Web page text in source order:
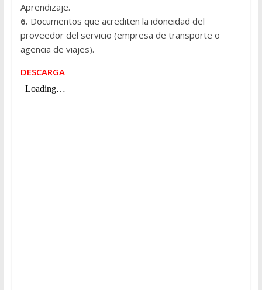
Aprendizaje.
6. Documentos que acrediten la idoneidad del
proveedor del servicio (empresa de transporte o
agencia de viajes).
DESCARGA